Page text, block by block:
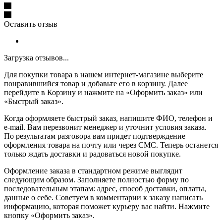
Оставить отзыв
Загрузка отзывов...
Для покупки товара в нашем интернет-магазине выберите
понравившийся товар и добавьте его в корзину. Далее
перейдите в Корзину и нажмите на «Оформить заказ» или
«Быстрый заказ».
Когда оформляете быстрый заказ, напишите ФИО, телефон и
e-mail. Вам перезвонит менеджер и уточнит условия заказа.
По результатам разговора вам придет подтверждение
оформления товара на почту или через СМС. Теперь останется
только ждать доставки и радоваться новой покупке.
Оформление заказа в стандартном режиме выглядит
следующим образом. Заполняете полностью форму по
последовательным этапам: адрес, способ доставки, оплаты,
данные о себе. Советуем в комментарии к заказу написать
информацию, которая поможет курьеру вас найти. Нажмите
кнопку «Оформить заказ».